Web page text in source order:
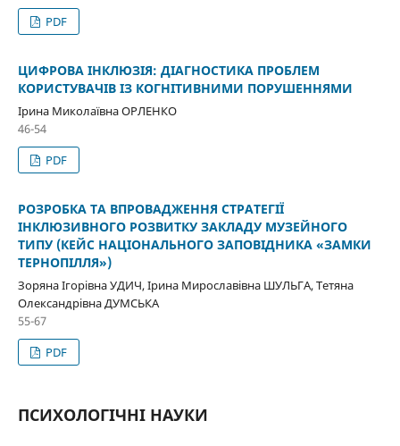
PDF
ЦИФРОВА ІНКЛЮЗІЯ: ДІАГНОСТИКА ПРОБЛЕМ
КОРИСТУВАЧІВ ІЗ КОГНІТИВНИМИ ПОРУШЕННЯМИ
Ірина Миколаївна ОРЛЕНКО
46-54
PDF
РОЗРОБКА ТА ВПРОВАДЖЕННЯ СТРАТЕГІЇ
ІНКЛЮЗИВНОГО РОЗВИТКУ ЗАКЛАДУ МУЗЕЙНОГО
ТИПУ (КЕЙС НАЦІОНАЛЬНОГО ЗАПОВІДНИКА «ЗАМКИ
ТЕРНОПІЛЛЯ»)
Зоряна Ігорівна УДИЧ, Ірина Мирославівна ШУЛЬГА, Тетяна
Олександрівна ДУМСЬКА
55-67
PDF
ПСИХОЛОГІЧНІ НАУКИ